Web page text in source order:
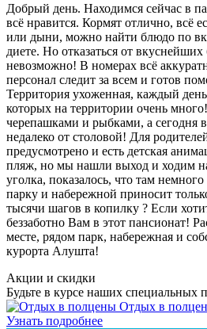
Добрый день. Находимся сейчас в
всё нравится. Кормят отлично, всё
или дыни, можно найти блюдо по
диете. Но отказаться от
невозможно! В номерах всё
персонал следит за всем и готов
Территория ухоженная, каждый
которых на территории очень
черепашками и рыбками, а сегодня
недалеко от столовой! Для
предусмотрено и есть детская
пляж, но мы нашли выход и ходим
уголка, показалось, что там
парку и набережной приносит
тысячи шагов в копилку ? Если
беззаботно Вам в этот пансионат!
месте, рядом парк, набережная и
курорта Алушта!
Акции и скидки
Будьте в курсе наших специальных
Отдых в
Узнать подробнее